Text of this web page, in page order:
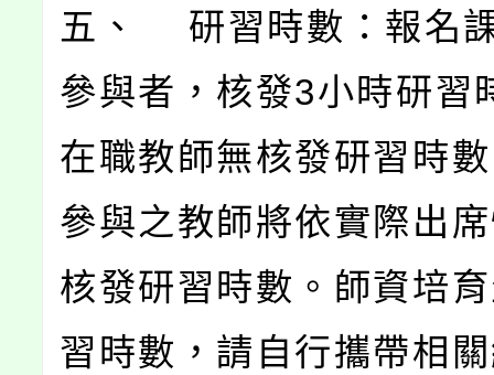
五、 研習時數：報名
參與者，核發3小時研習
在職教師無核發研習時
參與之教師將依實際出
核發研習時數。師資培
習時數，請自行攜帶相